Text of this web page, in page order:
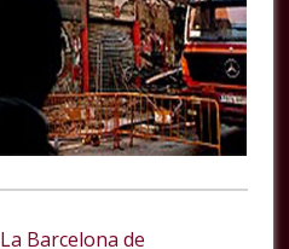
La Barcelona de